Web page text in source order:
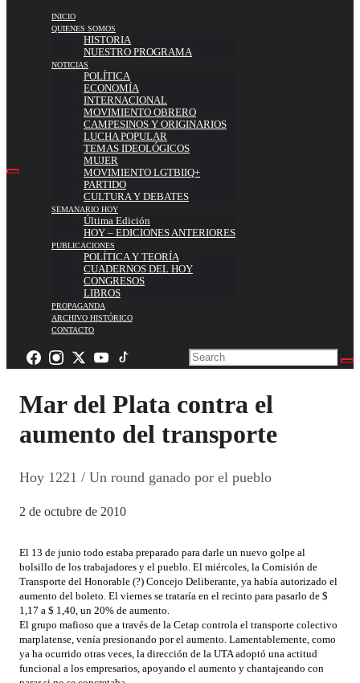
INICIO
QUIENES SOMOS
HISTORIA
NUESTRO PROGRAMA
NOTICIAS
POLÍTICA
ECONOMÍA
INTERNACIONAL
MOVIMIENTO OBRERO
CAMPESINOS Y ORIGINARIOS
LUCHA POPULAR
TEMAS IDEOLÓGICOS
MUJER
MOVIMIENTO LGTBIIQ+
PARTIDO
CULTURA Y DEBATES
SEMANARIO HOY
Última Edición
HOY – EDICIONES ANTERIORES
PUBLICACIONES
POLÍTICA Y TEORÍA
CUADERNOS DEL HOY
CONGRESOS
LIBROS
PROPAGANDA
ARCHIVO HISTÓRICO
CONTACTO
Mar del Plata contra el
aumento del transporte
Hoy 1221 / Un round ganado por el pueblo
2 de octubre de 2010
El 13 de junio todo estaba preparado para darle un nuevo golpe al
bolsillo de los trabajadores y el pueblo. El miércoles, la Comisión de
Transporte del Honorable (?) Concejo Deliberante, ya había autorizado el
aumento del boleto. El viernes se trataría en el recinto para pasarlo de $
1,17 a $ 1,40, un 20% de aumento.
El grupo mafioso que a través de la Cetap controla el transporte colectivo
marplatense, venía presionando por el aumento. Lamentablemente, como
ya ha ocurrido otras veces, la dirección de la UTA adoptó una actitud
funcional a los empresarios, apoyando el aumento y chantajeando con